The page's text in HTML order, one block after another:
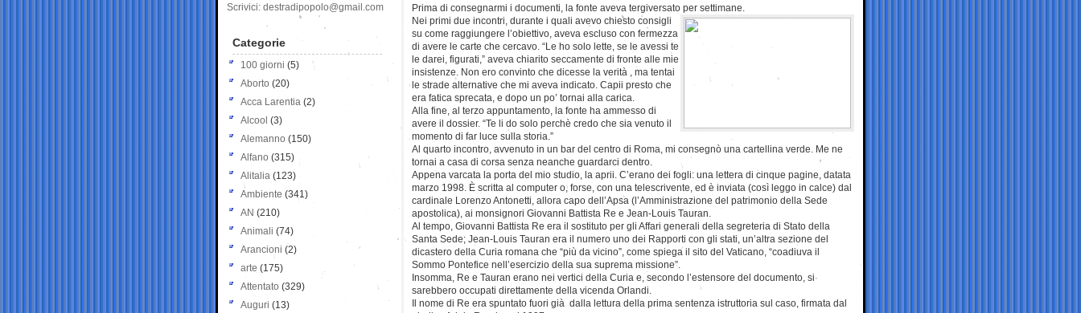
Prima di consegnarmi i documenti, la fonte aveva tergiversato per settimane.
Nei primi due incontri, durante i quali avevo chiesto consigli
su come raggiungere l’obiettivo, aveva escluso con fermezza
di avere le carte che cercavo. “Le ho solo lette, se le avessi te
le darei, figurati,” aveva chiarito seccamente di fronte alle mie
insistenze. Non ero convinto che dicesse la verità , ma tentai
le strade alternative che mi aveva indicato. Capii presto che
era fatica sprecata, e dopo un po’ tornai alla carica.
Alla fine, al terzo appuntamento, la fonte ha ammesso di
avere il dossier. “Te li do solo perchè credo che sia venuto il
momento di far luce sulla storia.”
Al quarto incontro, avvenuto in un bar del centro di Roma, mi consegnò una cartellina verde. Me ne
tornai a casa di corsa senza neanche guardarci dentro.
Appena varcata la porta del mio studio, la aprii. C’erano dei fogli: una lettera di cinque pagine, datata
marzo 1998. È scritta al computer o, forse, con una telescrivente, ed è inviata (così leggo in calce) dal
cardinale Lorenzo Antonetti, allora capo dell’Apsa (l’Amministrazione del patrimonio della Sede
apostolica), ai monsignori Giovanni Battista Re e Jean-Louis Tauran.
Al tempo, Giovanni Battista Re era il sostituto per gli Affari generali della segreteria di Stato della
Santa Sede; Jean-Louis Tauran era il numero uno dei Rapporti con gli stati, un’altra sezione del
dicastero della Curia romana che “più da vicino”, come spiega il sito del Vaticano, “coadiuva il
Sommo Pontefice nell’esercizio della sua suprema missione”.
Insomma, Re e Tauran erano nei vertici della Curia e, secondo l’estensore del documento, si
sarebbero occupati direttamente della vicenda Orlandi.
Il nome di Re era spuntato fuori già dalla lettura della prima sentenza istruttoria sul caso, firmata dal
Scrivici: destradipopolo@gmail.com
Categorie
100 giorni (5)
Aborto (20)
Acca Larentia (2)
Alcool (3)
Alemanno (150)
Alfano (315)
Alitalia (123)
Ambiente (341)
AN (210)
Animali (74)
Arancioni (2)
arte (175)
Attentato (329)
Auguri (13)